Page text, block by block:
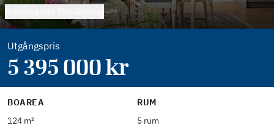
Utgångspris
5 395 000kr
BOAREA
124 m²
RUM
5 rum